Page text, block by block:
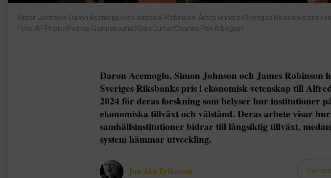
Simon Johnson, Daron Acemoglu och James A. Robinson. Årets vinnare i Sveriges Riksbanks pris i
Foto: AP Photo/Petros Giannakouris//Ben Curtis/Charles Rex Arbogast
Daron Acemoglu, Simon Johnson och James Robinson
Sveriges Riksbanks pris i ekonomisk vetenskap till
2024 för deras forskning som belyser hur institutioner
ekonomiska tillväxt och välstånd. Deras arbete visar
samhällsinstitutioner bidrar till långsiktig tillväxt,
system hämmar utveckling.
Jan-Åke Eriksson Fler